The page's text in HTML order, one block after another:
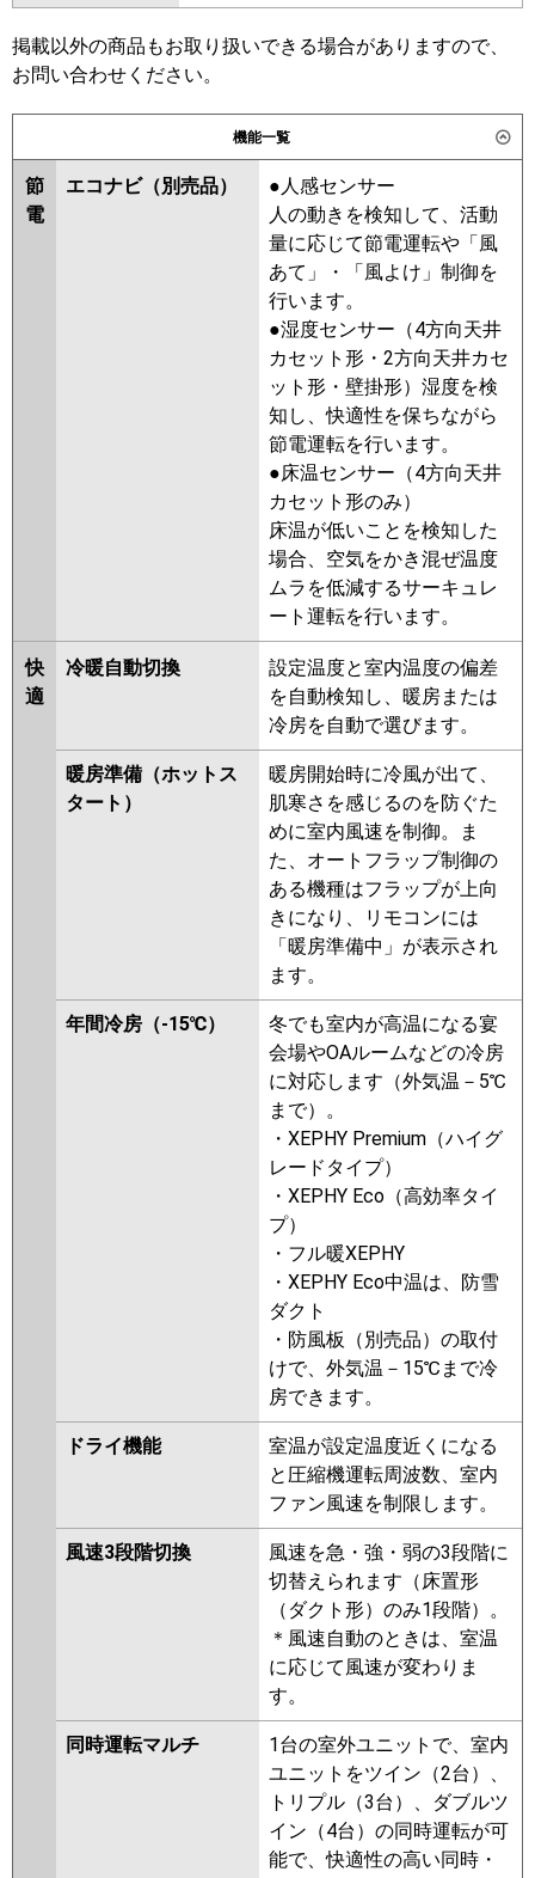
日立 RCB-GP56RSHJ12
三菱重工 FDRV566HK6S-ca
sil
パナソニック PA-P56F7SHNC PA-P56F7SHC
東芝
RBSA05633JMUB
RBSA05633JMU RBSA05633JM
PDZ-ERMP56SG5
ERMP56SG4
PDZ-ERMP56SG2
PDZ-
ERMP56SGZ PDZ-ERMP56SGY
PDZ-ERMP56SGV PDZ-
ERMP56SGR
RCB-GP56RSHJ11 RCB-
GP56RSHJ9 RCB-GP56RSHJ8
RCB-GP56RSHJ7 RCB-
GP56RSHJ6
RCB-GP56RSHJ5
RCB-GP56RSHJ4 RCB-
GP56RSHJ3
FDRV565HKA5SA-ca
FDRV565HKA5SA-sil
FDRV565HK5SA-ca
FDRV565HK5SA-sil
FDRV565HK5S-sil FDRV565HK5S-
FDRV565HK5S-canvas
FDRV565HK5S-silent
パナソニック PA-P56F7SHB PA-P56F7SH PA-
P56F7SHN PA-P56F6SHNB PA-
P56F6SHB PA-P56F6SH PA-
P56F6SHN
掲載以外の商品もお取り扱いできる場合がありますので、
お問い合わせください。
機能一覧
節
電
エコナビ（別売品）
●人感センサー
人の動きを検知して、活動
量に応じて節電運転や「風
あて」・「風よけ」制御を
行います。
●湿度センサー（4方向天井
カセット形・2方向天井カセ
ット形・壁掛形）湿度を検
知し、快適性を保ちながら
節電運転を行います。
●床温センサー（4方向天井
カセット形のみ）
床温が低いことを検知した
場合、空気をかき混ぜ温度
ムラを低減するサーキュレ
ート運転を行います。
快
適
冷暖自動切換
設定温度と室内温度の偏差
を自動検知し、暖房または
冷房を自動で選びます。
暖房準備（ホットス
タート）
暖房開始時に冷風が出て、
肌寒さを感じるのを防ぐた
めに室内風速を制御。ま
た、オートフラップ制御の
ある機種はフラップが上向
きになり、リモコンには
「暖房準備中」が表示され
ます。
年間冷房（-15℃）
冬でも室内が高温になる宴
会場やOAルームなどの冷房
に対応します（外気温－5℃
まで）。
・XEPHY Premium（ハイグ
レードタイプ）
・XEPHY Eco（高効率タイ
プ）
・フル暖XEPHY
・XEPHY Eco中温は、防雪
ダクト
・防風板（別売品）の取付
けで、外気温－15℃まで冷
房できます。
ドライ機能
室温が設定温度近くになる
と圧縮機運転周波数、室内
ファン風速を制限します。
風速3段階切換
風速を急・強・弱の3段階に
切替えられます（床置形
（ダクト形）のみ1段階）。
＊風速自動のときは、室温
に応じて風速が変わりま
す。
同時運転マルチ
1台の室外ユニットで、室内
ユニットをツイン（2台）、
トリプル（3台）、ダブルツ
イン（4台）の同時運転が可
能で、快適性の高い同時・